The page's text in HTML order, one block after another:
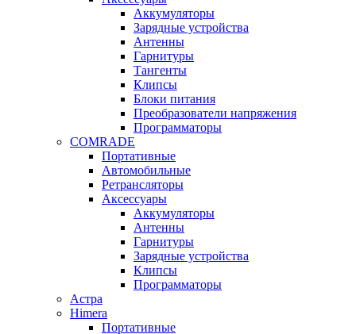
Аккумуляторы
Зарядные устройства
Антенны
Гарнитуры
Тангенты
Клипсы
Блоки питания
Преобразователи напряжения
Программаторы
COMRADE
Портативные
Автомобильные
Ретрансляторы
Аксессуары
Аккумуляторы
Антенны
Гарнитуры
Зарядные устройства
Клипсы
Программаторы
Астра
Himera
Портативные